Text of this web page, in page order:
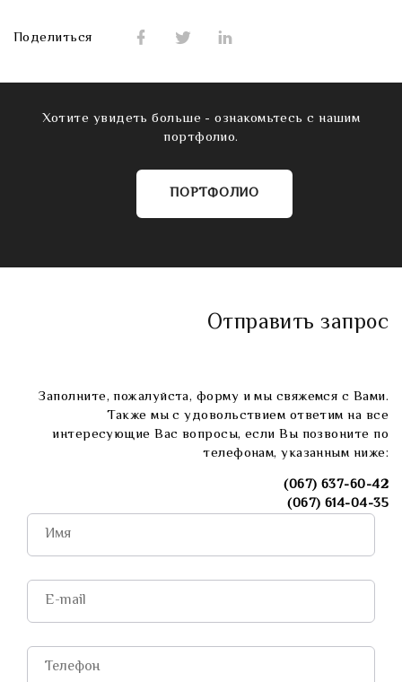
Поделиться
Хотите увидеть больше - ознакомьтесь с нашим
портфолио.
ПОРТФОЛИО
Отправить запрос
Заполните, пожалуйста, форму и мы свяжемся с Вами.
Также мы с удовольствием ответим на все
интересующие Вас вопросы, если Вы позвоните по
телефонам, указанным ниже:
(067) 637-60-42
(067) 614-04-35